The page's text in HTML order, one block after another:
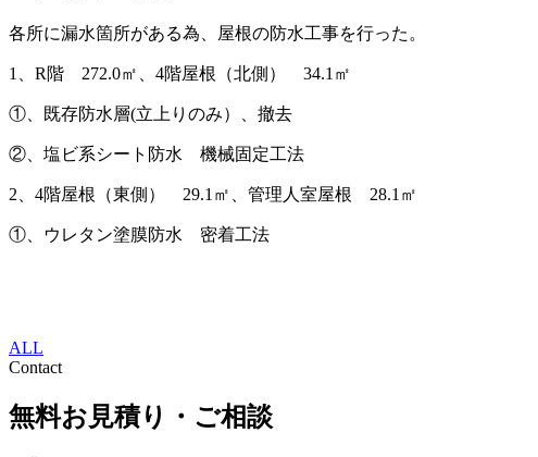
各所に漏水箇所がある為、屋根の防水工事を行った。
1、R階 272.0㎡、4階屋根（北側） 34.1㎡
①、既存防水層(立上りのみ）、撤去
②、塩ビ系シート防水 機械固定工法
2、4階屋根（東側） 29.1㎡、管理人室屋根 28.1㎡
①、ウレタン塗膜防水 密着工法
ALL
Contact
無料お見積り・ご相談